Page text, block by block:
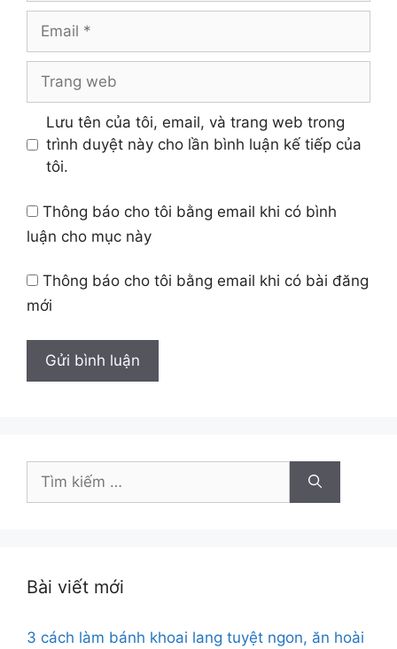
Email
Trang
Lưu tên của tôi, email, và trang web trong
trình duyệt này cho lần bình luận kế tiếp của
tôi.
Thông báo cho tôi bằng email khi có bình
luận cho mục này
Thông báo cho tôi bằng email khi có bài đăng
mới
Tìm
kiếm
Bài viết mới
3 cách làm bánh khoai lang tuyệt ngon, ăn hoài